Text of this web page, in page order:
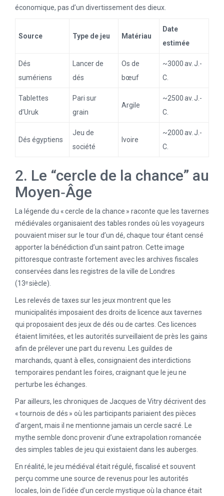
économique, pas d’un divertissement des dieux.
Source Type de jeu Matériau
Date
estimée
Dés
sumériens
Lancer de
dés
Os de
bœuf
~3000 av. J.-
C.
Tablettes
d’Uruk
Pari sur
grain
Argile
~2500 av. J.-
C.
Dés égyptiens
Jeu de
société
Ivoire
~2000 av. J.-
C.
2. Le “cercle de la chance” au
Moyen‑Âge
La légende du « cercle de la chance » raconte que les tavernes
médiévales organisaient des tables rondes où les voyageurs
pouvaient miser sur le tour d’un dé, chaque tour étant censé
apporter la bénédiction d’un saint patron. Cette image
pittoresque contraste fortement avec les archives fiscales
conservées dans les registres de la ville de Londres
(13ᵉ siècle).
Les relevés de taxes sur les jeux montrent que les
municipalités imposaient des droits de licence aux tavernes
qui proposaient des jeux de dés ou de cartes. Ces licences
étaient limitées, et les autorités surveillaient de près les gains
afin de prélever une part du revenu. Les guildes de
marchands, quant à elles, consignaient des interdictions
temporaires pendant les foires, craignant que le jeu ne
perturbe les échanges.
Par ailleurs, les chroniques de Jacques de Vitry décrivent des
« tournois de dés » où les participants pariaient des pièces
d’argent, mais il ne mentionne jamais un cercle sacré. Le
mythe semble donc provenir d’une extrapolation romancée
des simples tables de jeu qui existaient dans les auberges.
En réalité, le jeu médiéval était régulé, fiscalisé et souvent
perçu comme une source de revenus pour les autorités
locales, loin de l’idée d’un cercle mystique où la chance était